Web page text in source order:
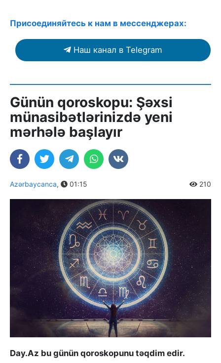
Присоединяйтесь к нам в мессенджерах:
Наш канал в Telegram
Günün qoroskopu: Şəxsi
münasibətlərinizdə yeni
mərhələ başlayır
Azərbaycanca, 01:15 210
Day.Az bu günün qoroskopunu təqdim edir.